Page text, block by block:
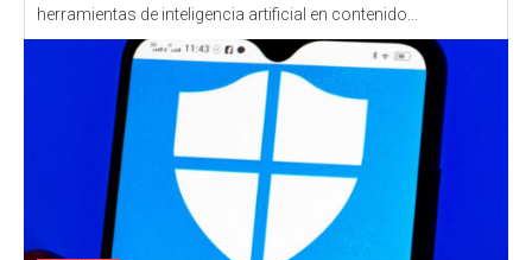
herramientas de inteligencia artificial en contenido...